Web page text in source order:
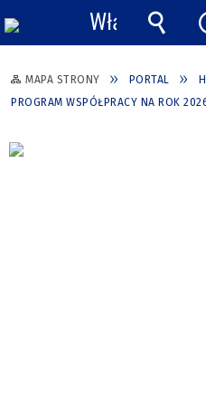
MAPA STRONY PORTAL
PROGRAM WSPÓŁPRACY NA ROK
Włącz